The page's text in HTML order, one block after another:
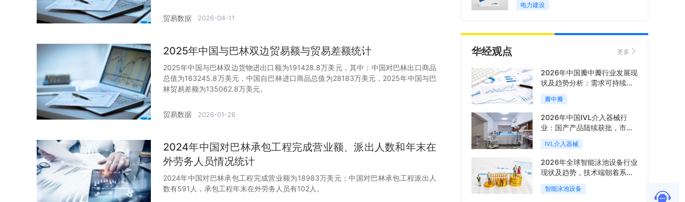
贸易数据 2026-04-11
2025年中国与巴林双边贸易额与贸易差额统计
2025年中国与巴林双边货物进出口额为191428.8万美元，其中：中国对巴林出口商品
总值为163245.8万美元，中国自巴林进口商品总值为28183万美元，2025年中国与巴
林贸易差额为135062.8万美元。
贸易数据 2026-01-26
2024年中国对巴林承包工程完成营业额、派出人数和年末在
外劳务人员情况统计
2024年中国对巴林承包工程完成营业额为18983万美元；中国对巴林承包工程派出人
数有591人，承包工程年末在外劳务人员有102人。
电力建设
华经观点 更多
2026年中国瓣中瓣行业发展现
状及趋势分析：需求可持续释
放，市场发展前景良好「图」
瓣中瓣
2026年中国IVL介入器械行
业：国产产品陆续获批，市场
将进入持续高增长阶段「图」
IVL介入器械
2026年全球智能泳池设备行业
现状及趋势，技术端朝着系统
集成、绿色节能方向迭代
「图」
智能泳池设备